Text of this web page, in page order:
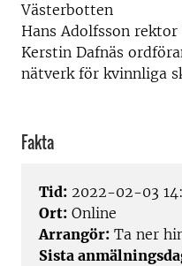
Västerbotten
Hans Adolfsson
Kerstin Dafnäs
nätverk för kvinnliga
Fakta
Tid: 2022-02-03
Ort: Online
Arrangör: Ta ner
Sista